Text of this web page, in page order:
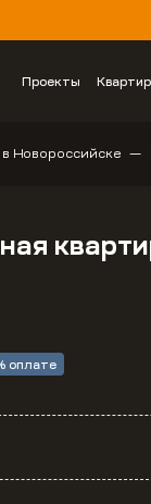
Проекты
Новороссийске
оплате